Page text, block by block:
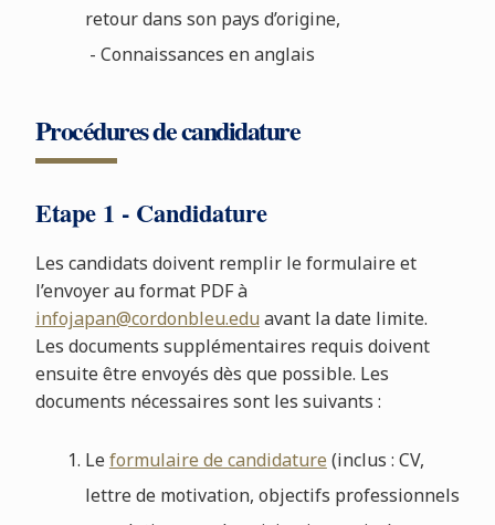
retour dans son pays d’origine,
- Connaissances en anglais
Procédures de candidature
Etape 1 - Candidature
Les candidats doivent remplir le formulaire et
l’envoyer au format PDF à
infojapan@cordonbleu.edu avant la date limite.
Les documents supplémentaires requis doivent
ensuite être envoyés dès que possible. Les
documents nécessaires sont les suivants :
Leformulaire de candidature (inclus : CV,
lettre de motivation, objectifs professionnels